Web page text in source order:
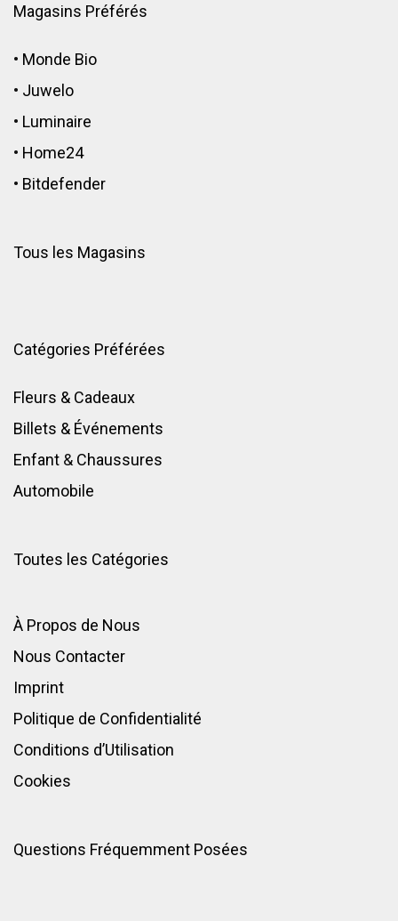
Magasins Préférés
• Monde Bio
• Juwelo
• Luminaire
• Home24
• Bitdefender
Tous les Magasins
Catégories Préférées
Fleurs & Cadeaux
Billets & Événements
Enfant & Chaussures
Automobile
Toutes les Catégories
À Propos de Nous
Nous Contacter
Imprint
Politique de Confidentialité
Conditions d’Utilisation
Cookies
Questions Fréquemment Posées